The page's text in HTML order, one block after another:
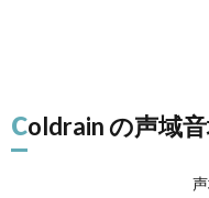
coldrain の声域